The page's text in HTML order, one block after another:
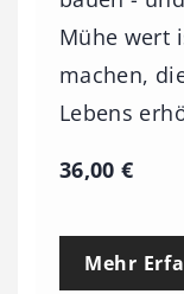
Mühe wert
machen,
Lebens
36,00€
Mehr